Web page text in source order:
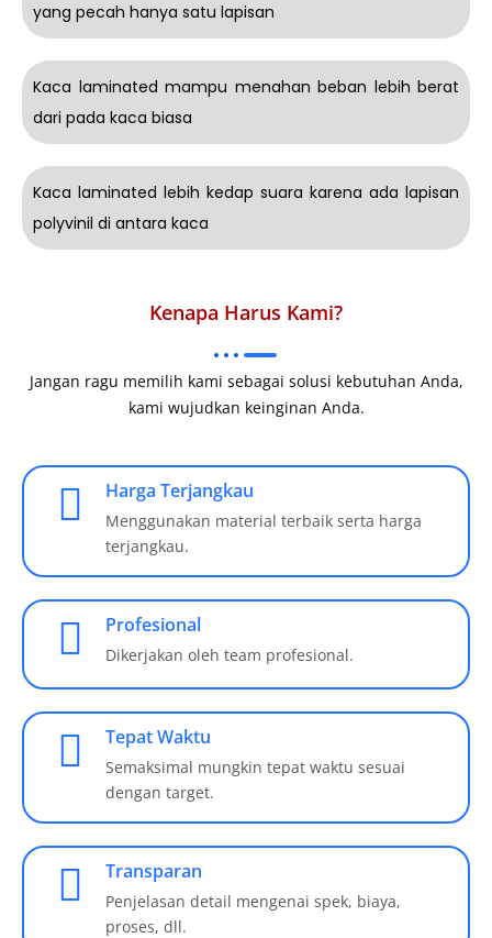
yang pecah hanya satu lapisan
Kaca laminated mampu menahan beban lebih berat
dari pada kaca biasa
Kaca laminated lebih kedap suara karena ada lapisan
polyvinil di antara kaca
Kenapa Harus Kami?
Jangan ragu memilih kami sebagai solusi kebutuhan Anda,
kami wujudkan keinginan Anda.
Harga Terjangkau
Menggunakan material terbaik serta harga
terjangkau.
Profesional
Dikerjakan oleh team profesional.
Tepat Waktu
Semaksimal mungkin tepat waktu sesuai
dengan target.
Transparan
Penjelasan detail mengenai spek, biaya,
proses, dll.